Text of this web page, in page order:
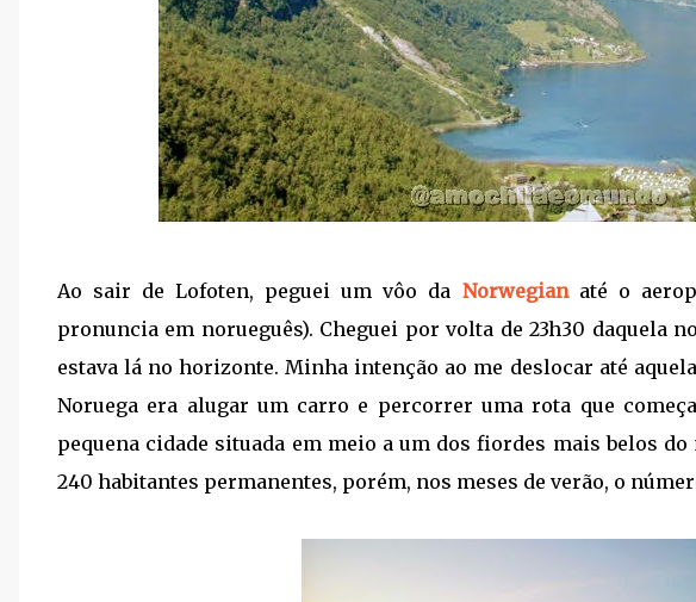
Ao sair de Lofoten, peguei um vôo da Norwegianaté o
pronuncia em norueguês). Cheguei por volta de 23h30 daquela
estava lá no horizonte. Minha intenção ao me deslocar até
Noruega era alugar um carro e percorrer uma rota que
pequena cidade situada em meio a um dos fiordes mais belos
240 habitantes permanentes, porém, nos meses de verão, o